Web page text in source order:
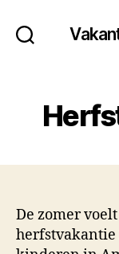
De zomer
herfstvakantie